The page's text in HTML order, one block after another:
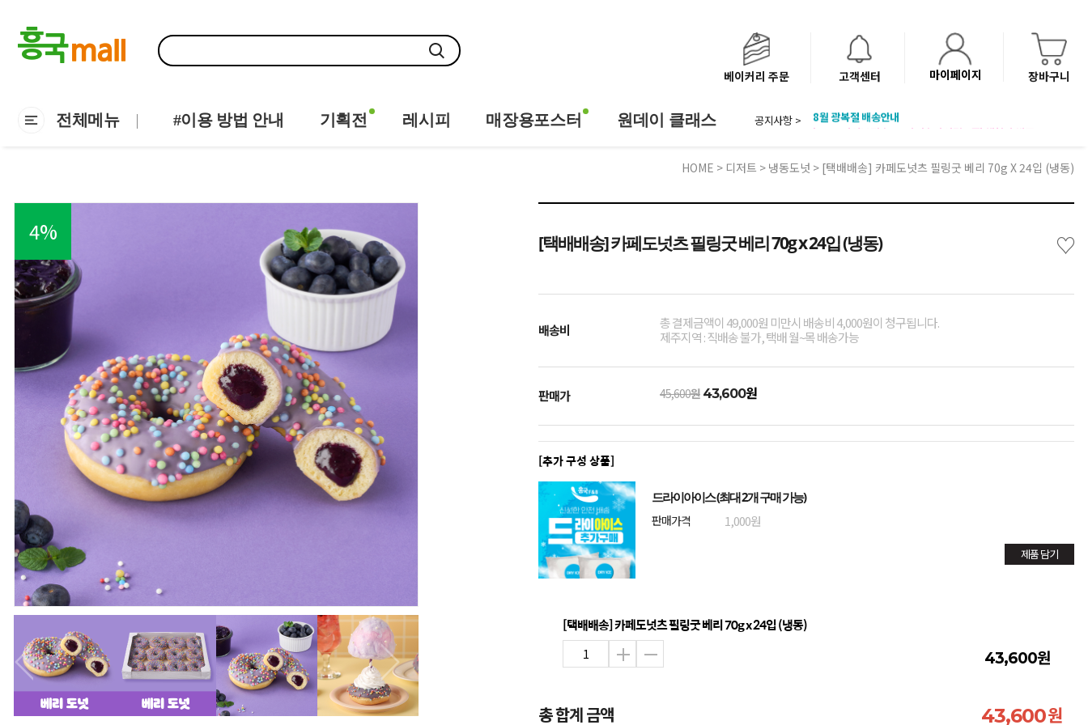
베이커리 주문 고객센터 마이페이지 장바구니
전체메뉴 #이용 방법 안내 기획전 레시피 매장용포스터 원데이 클래스 공지사항 >
8월 광복절 배송안내
HOME > 디저트 > 냉동도넛 > [택배배송] 카페도넛츠 필링굿 베리 70g X 24입 (냉동)
4% [택배배송] 카페도넛츠 필링굿 베리 70g x 24입 (냉동) ♡
배송비
총 결제금액이 49,000원 미만시 배송비 4,000원이 청구됩니다.
제주지역 : 직배송 불가, 택배 월~목 배송가능
판매가 45,600원 43,600원
[추가 구성 상품]
드라이아이스 (최대 2개 구매 가능)
판매가격
1,000원
제품 담기
[택배배송] 카페도넛츠 필링굿 베리 70g x 24입 (냉동)
43,600원
총 합계 금액 43,600원